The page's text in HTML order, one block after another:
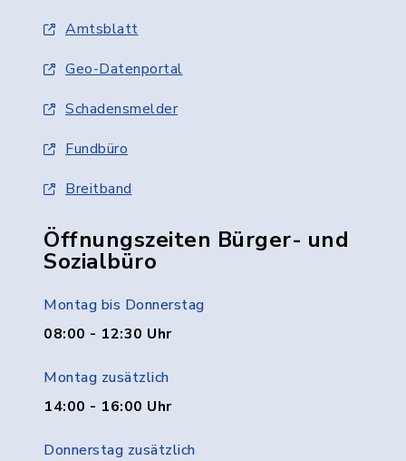
Amtsblatt
Geo-Datenportal
Schadensmelder
Fundbüro
Breitband
Öffnungszeiten Bürger- und
Sozialbüro
Montag bis Donnerstag
08:00 - 12:30 Uhr
Montag zusätzlich
14:00 - 16:00 Uhr
Donnerstag zusätzlich